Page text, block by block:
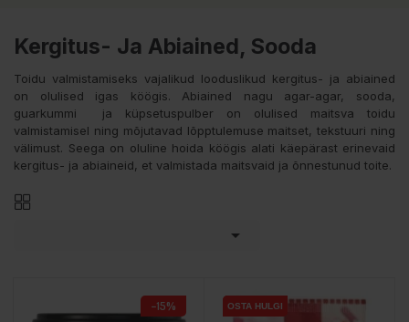
Kergitus- Ja Abiained, Sooda
Toidu valmistamiseks vajalikud looduslikud kergitus- ja abiained
on olulised igas köögis. Abiained nagu agar-agar, sooda,
guarkummi ja küpsetuspulber on olulised maitsva toidu
valmistamisel ning mõjutavad lõpptulemuse maitset, tekstuuri ning
välimust. Seega on oluline hoida köögis alati käepärast erinevaid
kergitus- ja abiaineid, et valmistada maitsvaid ja õnnestunud toite.

−15% OSTA HULGI
OSTA HULGI